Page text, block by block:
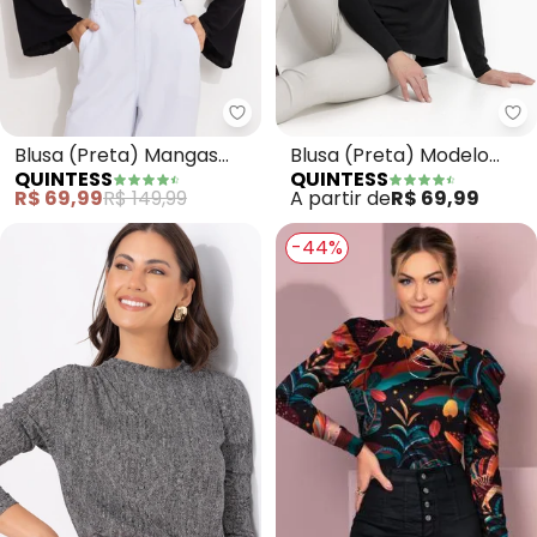
Quintess - Blusa (Preta)
Blusa (Preta) Mangas
Longas com Vazado no
Decote
QUINTESS
R$ 69,99R$ 149,99
Blusa (Preta) Modelo
Mullet com Mangas
Longas
QUINTESS
A partir deR$ 69,99
-44%